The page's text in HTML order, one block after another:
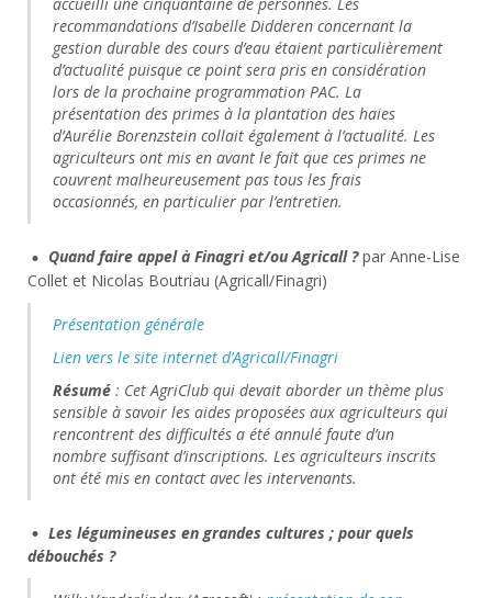
recommandations d’Isabelle Didderen concernant la
gestion durable des cours d’eau étaient particulièrement
d’actualité puisque ce point sera pris en considération
lors de la prochaine programmation PAC. La
présentation des primes à la plantation des haies
d’Aurélie Borenzstein collait également à l’actualité. Les
agriculteurs ont mis en avant le fait que ces primes ne
couvrent malheureusement pas tous les frais
occasionnés, en particulier par l’entretien.
Quand faire appel à Finagri et/ou Agricall ?par Anne-Lise
Collet et Nicolas Boutriau (Agricall/Finagri)
Présentation générale
Lien vers le site internet d’Agricall/Finagri
Résumé : Cet AgriClub qui devait aborder un thème plus
sensible à savoir les aides proposées aux agriculteurs qui
rencontrent des difficultés a été annulé faute d’un
nombre suffisant d’inscriptions. Les agriculteurs inscrits
ont été mis en contact avec les intervenants.
Les légumineuses en grandes cultures ; pour quels
débouchés ?